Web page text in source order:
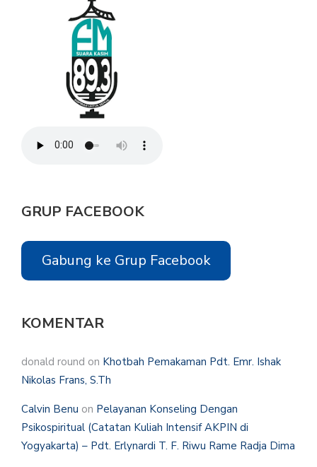
GRUP FACEBOOK
Gabung ke Grup Facebook
KOMENTAR
donald round on Khotbah Pemakaman Pdt. Emr. Ishak
Nikolas Frans, S.Th
Calvin Benu on Pelayanan Konseling Dengan
Psikospiritual (Catatan Kuliah Intensif AKPIN di
Yogyakarta) – Pdt. Erlynardi T. F. Riwu Rame Radja Dima